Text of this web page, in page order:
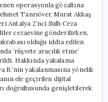
operasyonla gözaltına
Tanrıöver, Murat Akkaş
Antalya 2’nci Sulh Ceza
cezaevine gönderilirken,
olduğu iddia edilen
‘rüşvete aracılık etme’
Hakkında yakalama
B.’nin yakalanmasına yönelik
ele geçirilen dijital
doğrultusunda genişletilerek